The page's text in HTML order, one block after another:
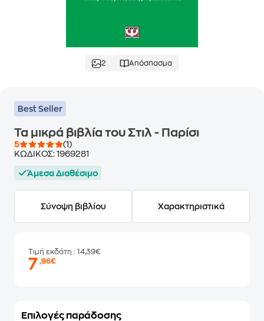
2 Απόσπασμα
Best Seller
Τα μικρά βιβλία του Στιλ - Παρίσι
5
(1)
ΚΩΔΙΚΟΣ: 1969281
Άμεσα Διαθέσιμο
Σύνοψη βιβλίου Χαρακτηριστικά
Τιμή εκδότη : 14,39€
7,96€
Επιλογές παράδοσης